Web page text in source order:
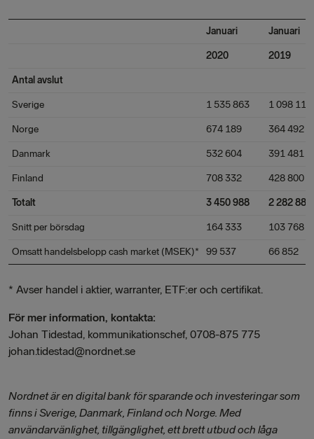
Januari Januari
2020 2019
Antal avslut
Sverige 1 535 863 1 098 116
Norge 674 189 364 492
Danmark 532 604 391 481
Finland 708 332 428 800
Totalt 3 450 988 2 282 889
Snitt per börsdag 164 333 103 768
Omsatt handelsbelopp cash market (MSEK)* 99 537 66 852
* Avser handel i aktier, warranter, ETF:er och certifikat.
För mer information, kontakta:
Johan Tidestad, kommunikationschef, 0708-875 775
johan.tidestad@nordnet.se
Nordnet är en digital bank för sparande och investeringar som
finns i Sverige, Danmark, Finland och Norge. Med
användarvänlighet, tillgänglighet, ett brett utbud och låga